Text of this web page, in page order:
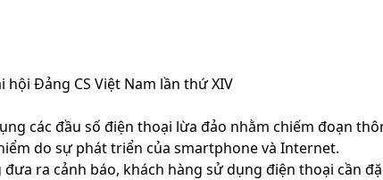
Đảng CS Việt Nam lần thứ XIV
các đầu số điện thoại lừa đảo nhằm chiếm đoạn
do sự phát triển của smartphone và Internet.
ra cảnh báo, khách hàng sử dụng điện thoại cần